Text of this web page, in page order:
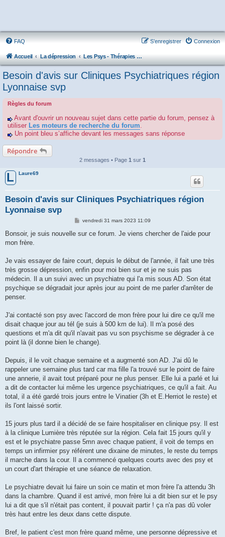
FAQ Connexion
S’enregistrer
Accueil La dépression Les Psys - Thérapies - Cliniques - Hôpitaux - Associations
Besoin d'avis sur Cliniques Psychiatriques région
Lyonnaise svp
Règles du forum
Avant d'ouvrir un nouveau sujet dans cette partie du forum, pensez à
utiliser Les moteurs de recherche du forum.
Un point bleu s’affiche devant les messages sans réponse
Répondre
2 messages • Page 1 sur 1
L Laure69
Besoin d'avis sur Cliniques Psychiatriques région
Lyonnaise svp
M
s
vendredi 31 mars 2023 11:09
Bonsoir, je suis nouvelle sur ce forum. Je viens chercher de l'aide pour
mon frère.
Je vais essayer de faire court, depuis le début de l'année, il fait une très
très grosse dépression, enfin pour moi bien sur et je ne suis pas
médecin. Il a un suivi avec un psychiatre qui l'a mis sous AD. Son état
psychique se dégradait jour après jour au point de me parler d'arrêter de
penser.
J'ai contacté son psy avec l'accord de mon frère pour lui dire ce qu'il me
disait chaque jour au tél (je suis à 500 km de lui). Il m'a posé des
questions et m'a dit qu'il n'avait pas vu son psychisme se dégrader à ce
point là (il donne bien le change).
Depuis, il le voit chaque semaine et a augmenté son AD. J'ai dû le
rappeler une semaine plus tard car ma fille l'a trouvé sur le point de faire
une annerie, il avait tout préparé pour ne plus penser. Elle lui a parlé et lui
a dit de contacter lui même les urgence psychiatriques, ce qu'il a fait. Au
total, il a été gardé trois jours entre le Vinatier (3h et E.Herriot le reste) et
ils l'ont laissé sortir.
15 jours plus tard il a décidé de se faire hospitaliser en clinique psy. Il est
à la clinique Lumière très réputée sur la région. Cela fait 15 jours qu'il y
est et le psychiatre passe 5mn avec chaque patient, il voit de temps en
temps un infirmier psy référent une dixaine de minutes, le reste du temps
il marche dans la cour. Il a commencé quelques courts avec des psy et
un court d'art thérapie et une séance de relaxation.
Le psychiatre devait lui faire un soin ce matin et mon frère l'a attendu 3h
dans la chambre. Quand il est arrivé, mon frère lui a dit bien sur et le psy
lui a dit que s'il n'était pas content, il pouvait partir ! ça n'a pas dû voler
très haut entre les deux dans cette dispute.
Bref, le patient c'est mon frère quand même, une personne dépressive et